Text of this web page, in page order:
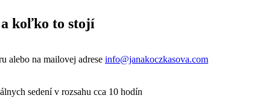
koľko to stojí
alebo na mailovej adrese info@janakoczkasova.com
sedení v rozsahu cca 10 hodín